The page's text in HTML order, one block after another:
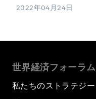
2022年04月24日
世界経済フォーラ
私たちのストラテジー